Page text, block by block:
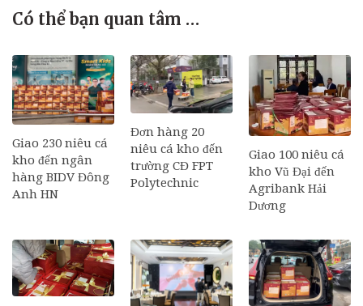
Có thể bạn quan tâm …
Giao 230 niêu cá
kho đến ngân
hàng BIDV Đông
Anh HN
Đơn hàng 20
niêu cá kho đến
trường CĐ FPT
Polytechnic
Giao 100 niêu cá
kho Vũ Đại đến
Agribank Hải
Dương